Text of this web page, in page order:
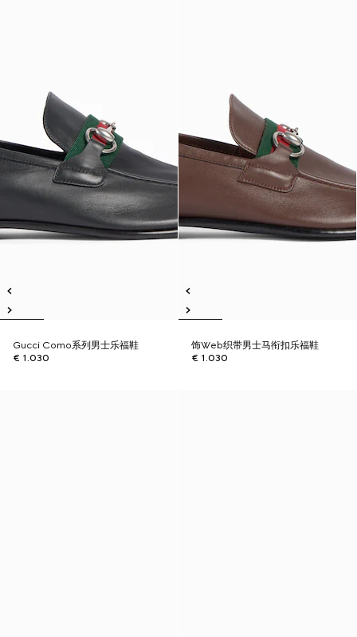
Gucci Como系列男士乐福鞋
€ 1.030
饰Web织带男士马衔扣乐福鞋
€ 1.030